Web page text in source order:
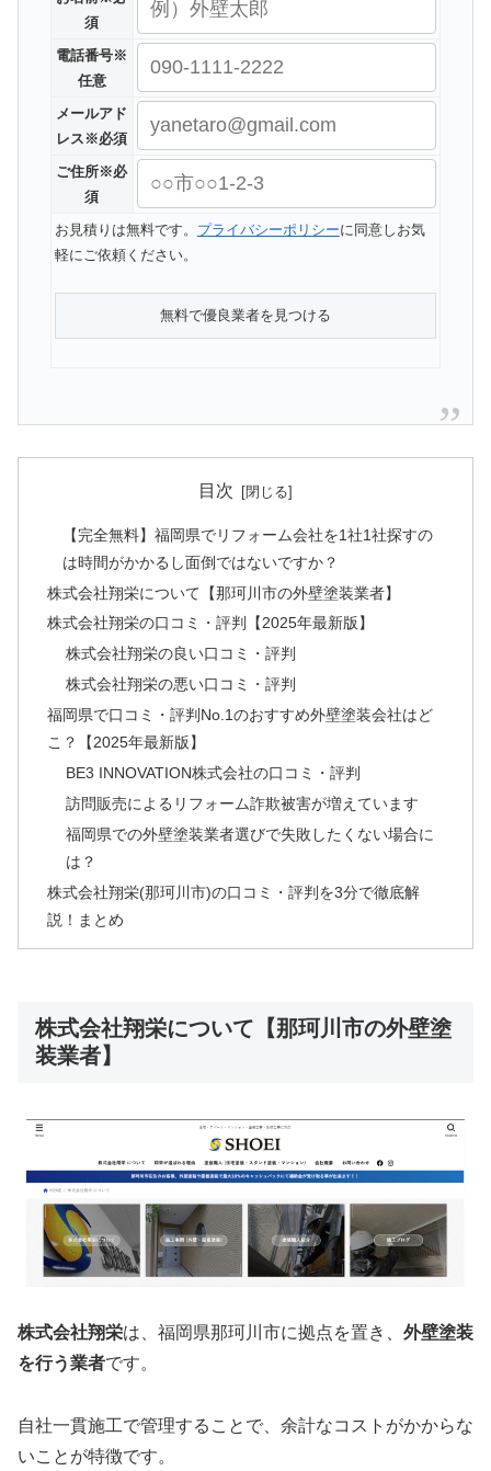
須
電話番号※
任意
メールアド
レス ※必須
ご住所※必
須
お見積りは無料です。 プライバシーポリシーに同意しお気
軽にご依頼ください。
目次
【完全無料】福岡県でリフォーム会社を1社1社探すの
は時間がかかるし面倒ではないですか？
株式会社翔栄について【那珂川市の外壁塗装業者】
株式会社翔栄の口コミ・評判【2025年最新版】
株式会社翔栄の良い口コミ・評判
株式会社翔栄の悪い口コミ・評判
福岡県で口コミ・評判No.1のおすすめ外壁塗装会社はど
こ？【2025年最新版】
BE3 INNOVATION株式会社の口コミ・評判
訪問販売によるリフォーム詐欺被害が増えています
福岡県での外壁塗装業者選びで失敗したくない場合に
は？
株式会社翔栄(那珂川市)の口コミ・評判を3分で徹底解
説！まとめ
株式会社翔栄について【那珂川市の外壁塗
装業者】
株式会社翔栄は、福岡県那珂川市に拠点を置き、 外壁塗装
を行う業者です。
自社一貫施工で管理することで、余計なコストがかからな
いことが特徴です。